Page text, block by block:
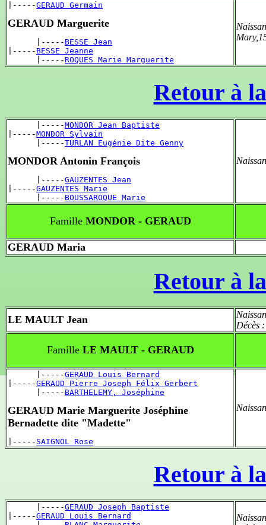
|-----GERAUD Germain
GERAUD Marguerite
      |-----
BESSE Jean
|----- BESSE Jeanne
      |-----
ROQUES Marie Marguerite
Retour à
      |-----
MONDOR Jean Baptiste
|-----MONDOR Sylvain
      |-----
TURLAN Eugénie Dite Genny
MONDOR Antonin François
      |-----
GAUZENTES Jean
|-----GAUZENTES Marie
      |-----
BOUSSAROQUE Marie
FamilleMONDOR - GERAUD
GERAUD Maria
Retour à
LE MAULT Jean
Décès
FamilleLE MAULT - GERAUD
      |-----
GERAUD Louis Bernard
|-----GERAUD Pierre Joseph Félix Gerbert
      |-----
BARTHELEMY, Joséphine
GERAUD Marie Marguerite Joséphine
Bernadette dite "Madette"
|----- SAIGNOL Rose
Retour à
      |-----
GERAUD Joseph Baptiste
|-----GERAUD Louis Bernard